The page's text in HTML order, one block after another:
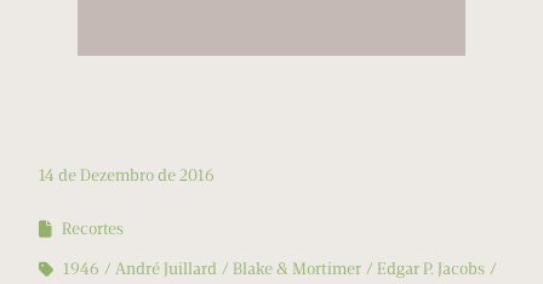
14 de Dezembro de 2016
Recortes
1946
André Juillard Blake & Mortimer
Edgar P. Jacobs